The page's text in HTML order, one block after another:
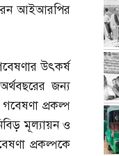
আইআরপির
উৎকর্ষ
জন্য
গবেষণা প্রকল্প
মূল্যায়ন ও
প্রকল্পকে